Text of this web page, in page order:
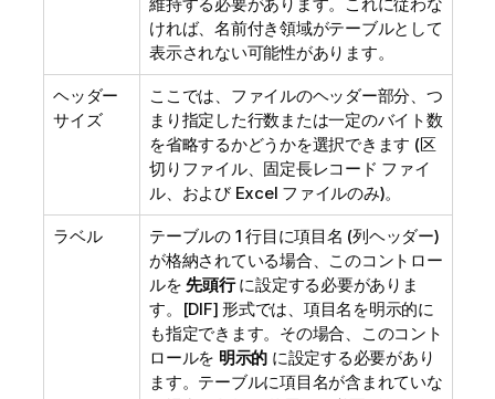
ければ、名前付き領域がテーブルとして
表示されない可能性があります。
ヘッダー
サイズ
ここでは、ファイルのヘッダー部分、つ
まり指定した行数または一定のバイト数
を省略するかどうかを選択できます (区
切りファイル、固定長レコード ファイ
ル、および Excel ファイルのみ)。
ラベル
テーブルの 1 行目に項目名 (列ヘッダー)
が格納されている場合、このコントロー
ルを先頭行に設定する必要がありま
す。[DIF] 形式では、項目名を明示的に
も指定できます。その場合、このコント
ロールを 明示的 に設定する必要があり
ます。テーブルに項目名が含まれていな